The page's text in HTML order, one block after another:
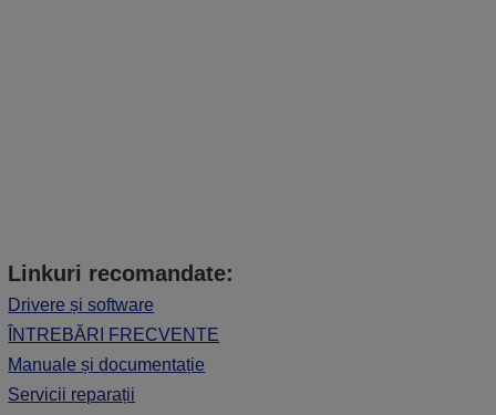
Linkuri recomandate:
Drivere și software
ÎNTREBĂRI FRECVENTE
Manuale și documentație
Servicii reparații